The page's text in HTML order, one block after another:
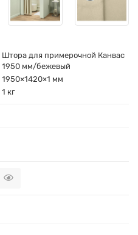
Штора для примерочной Канвас
1950 мм/бежевый
1950×1420×1 мм
1 кг